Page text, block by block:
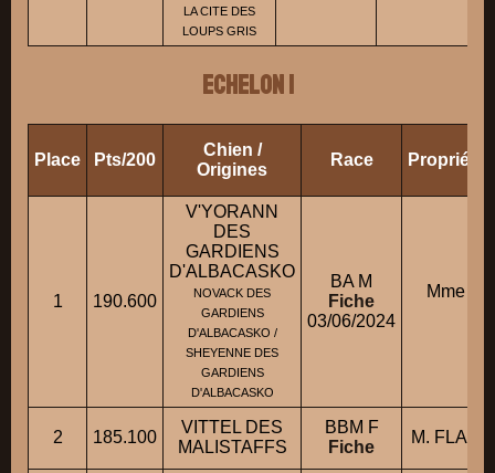
LA CITE DES
LOUPS GRIS
ECHELON 1
Place Pts/200
Chien /
Origines
Race
1 190.600
V'YORANN
DES
GARDIENS
D'ALBACASKO
NOVACK DES
GARDIENS
D'ALBACASKO /
SHEYENNE DES
GARDIENS
D'ALBACASKO
BA M
Fiche
03/06/2024
Mme
2 185.100
VITTEL DES
MALISTAFFS
BBM F
Fiche
M.